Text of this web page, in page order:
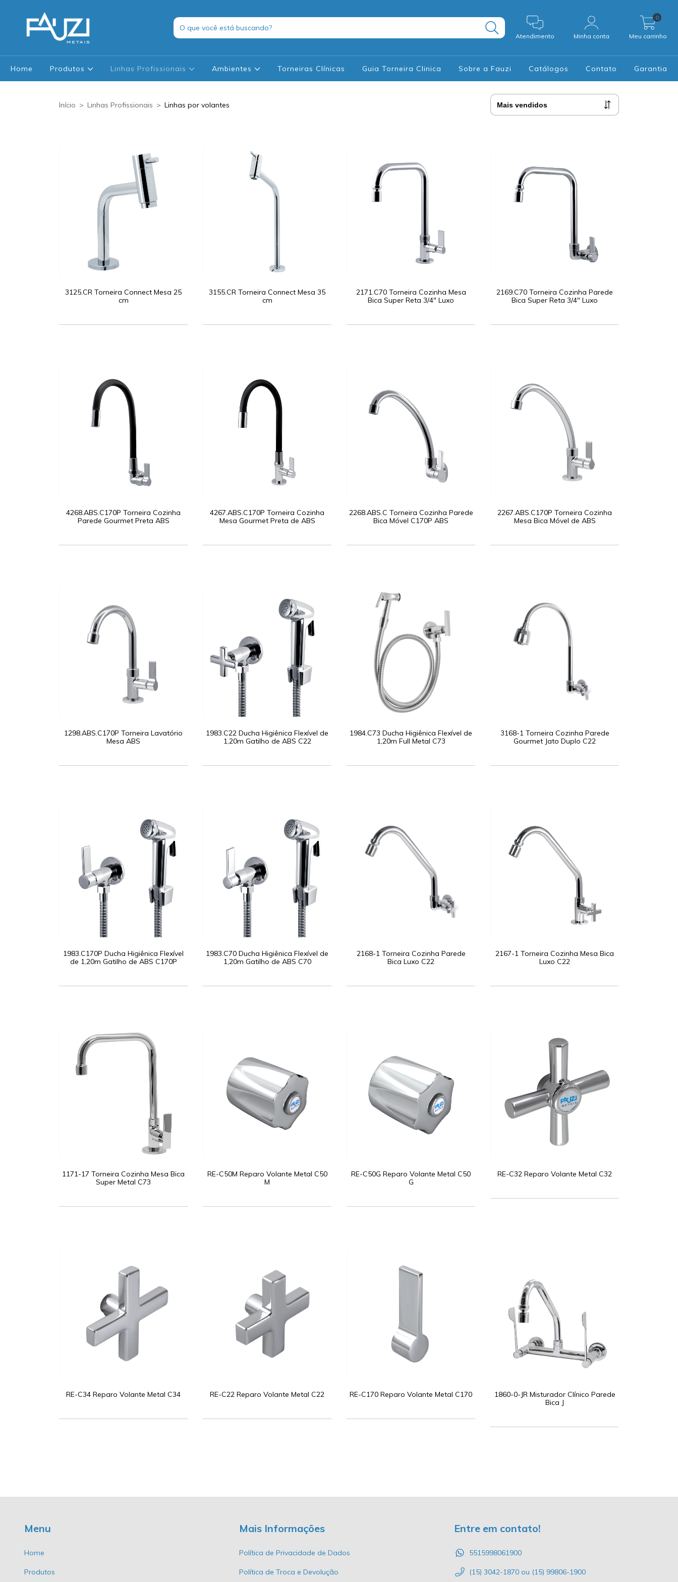
Atendimento Minha conta Meu carrinho
0
Home Produtos Linhas Profissionais Ambientes Torneiras Clínicas Guia Torneira Clinica Sobre a Fauzi Catálogos Contato Garantia
Início > Linhas Profissionais > Linhas por volantes
3125.CR Torneira Connect Mesa 25
cm
3155.CR Torneira Connect Mesa 35
cm
2171.C70 Torneira Cozinha Mesa
Bica Super Reta 3/4" Luxo
2169.C70 Torneira Cozinha Parede
Bica Super Reta 3/4" Luxo
4268.ABS.C170P Torneira Cozinha
Parede Gourmet Preta ABS
4267.ABS.C170P Torneira Cozinha
Mesa Gourmet Preta de ABS
2268.ABS.C Torneira Cozinha Parede
Bica Móvel C170P ABS
2267.ABS.C170P Torneira Cozinha
Mesa Bica Móvel de ABS
1298.ABS.C170P Torneira Lavatório
Mesa ABS
1983.C22 Ducha Higiênica Flexível de
1,20m Gatilho de ABS C22
1984.C73 Ducha Higiênica Flexível de
1,20m Full Metal C73
3168-1 Torneira Cozinha Parede
Gourmet Jato Duplo C22
1983.C170P Ducha Higiênica Flexível
de 1,20m Gatilho de ABS C170P
1983.C70 Ducha Higiênica Flexível de
1,20m Gatilho de ABS C70
2168-1 Torneira Cozinha Parede
Bica Luxo C22
2167-1 Torneira Cozinha Mesa Bica
Luxo C22
1171-17 Torneira Cozinha Mesa Bica
Super Metal C73
RE-C50M Reparo Volante Metal C50
M
RE-C50G Reparo Volante Metal C50
G
RE-C32 Reparo Volante Metal C32
RE-C34 Reparo Volante Metal C34 RE-C22 Reparo Volante Metal C22 RE-C170 Reparo Volante Metal C170
1860-0-JR Misturador Clínico Parede
Bica J
Menu
Home
Produtos
Mais Informações
Política de Privacidade de Dados
Política de Troca e Devolução
Entre em contato!
5515998061900
(15) 3042-1870 ou (15) 99806-1900